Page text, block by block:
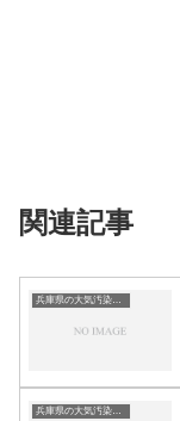
関連記事
兵庫県の大気汚染・PM2.5・黄砂・エアロゾルの数値
兵庫県の大気汚染・PM2.5・黄砂・エアロゾルの数値